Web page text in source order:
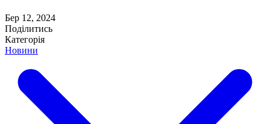
Бер 12, 2024
Поділитись
Категорія
Новини